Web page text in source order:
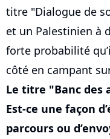
titre "Dialogue de
et un Palestinien à
forte probabilité
côté en campant
Le titre "Banc des
Est-ce une façon
parcours ou